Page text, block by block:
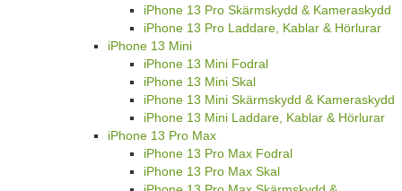
iPhone 13 Pro Skärmskydd & Kameraskydd
iPhone 13 Pro Laddare, Kablar & Hörlurar
iPhone 13 Mini
iPhone 13 Mini Fodral
iPhone 13 Mini Skal
iPhone 13 Mini Skärmskydd & Kameraskydd
iPhone 13 Mini Laddare, Kablar & Hörlurar
iPhone 13 Pro Max
iPhone 13 Pro Max Fodral
iPhone 13 Pro Max Skal